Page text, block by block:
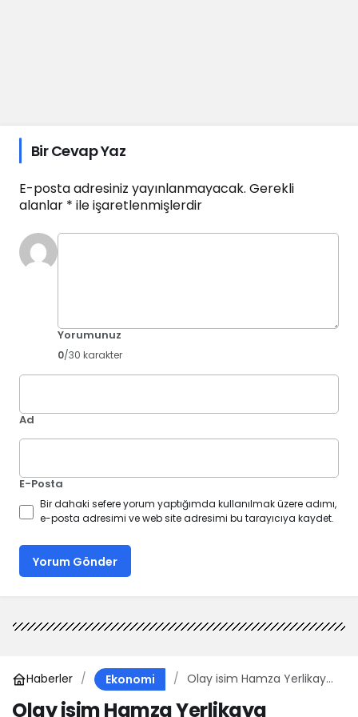
Bir Cevap Yaz
E-posta adresiniz yayınlanmayacak. Gerekli
alanlar * ile işaretlenmişlerdir
Yorumunuz
0/30 karakter
Ad
E-Posta
Bir dahaki sefere yorum yaptığımda kullanılmak üzere adımı,
e-posta adresimi ve web site adresimi bu tarayıcıya kaydet.
Yorum Gönder
Haberler Ekonomi
Olay isim Hamza Yerlikaya
Olay isim Hamza Yerlikaya